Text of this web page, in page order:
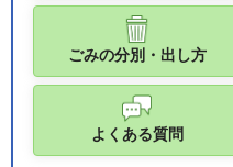
ごみの分別・出し方
よくある質問